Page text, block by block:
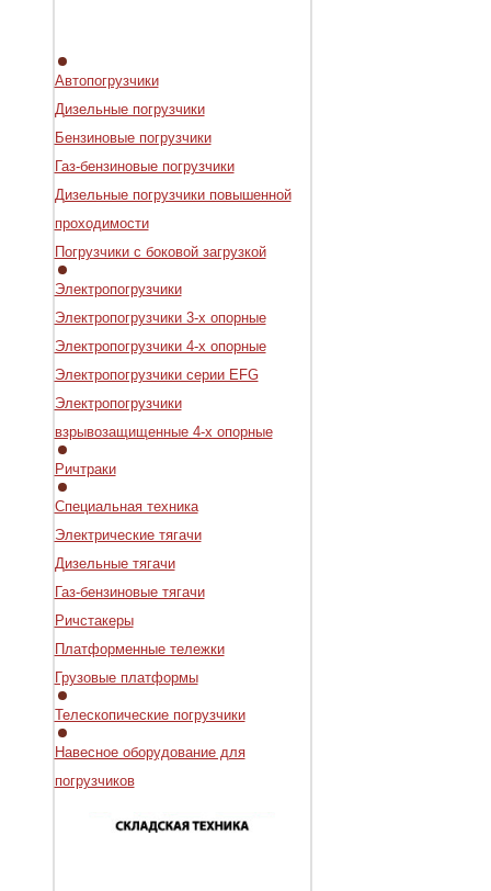
Автопогрузчики
Дизельные погрузчики
Бензиновые погрузчики
Газ-бензиновые погрузчики
Дизельные погрузчики повышенной
проходимости
Погрузчики с боковой загрузкой
Электропогрузчики
Электропогрузчики 3-х опорные
Электропогрузчики 4-х опорные
Электропогрузчики серии EFG
Электропогрузчики
взрывозащищенные 4-х опорные
Ричтраки
Специальная техника
Электрические тягачи
Дизельные тягачи
Газ-бензиновые тягачи
Ричстакеры
Платформенные тележки
Грузовые платформы
Телескопические погрузчики
Навесное оборудование для
погрузчиков